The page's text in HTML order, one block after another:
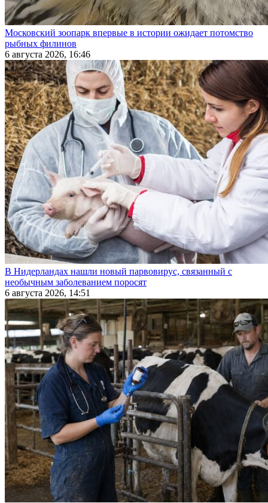
Московский зоопарк впервые в истории ожидает потомство
рыбных филинов
6 августа 2026, 16:46
В Нидерландах нашли новый парвовирус, связанный с
необычным заболеванием поросят
6 августа 2026, 14:51